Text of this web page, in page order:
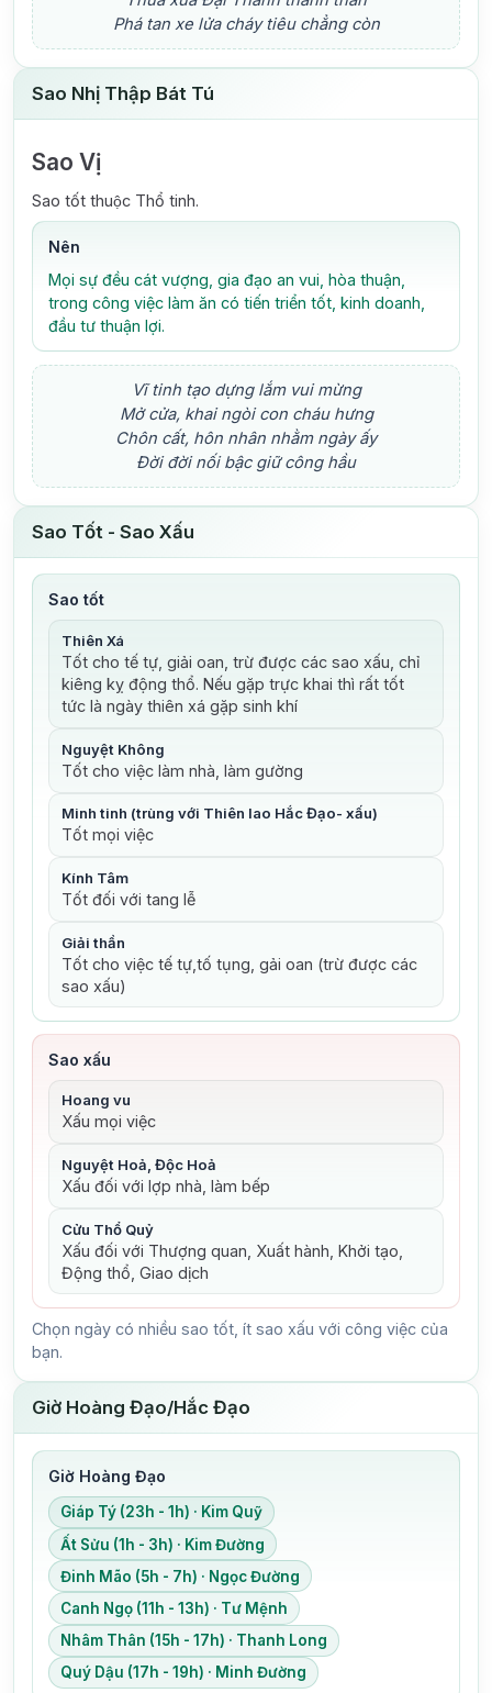
Phá tan xe lửa cháy tiêu chẳng còn
Sao Nhị Thập Bát Tú
Sao Vị
Sao tốt thuộc Thổ tinh.
Nên
Mọi sự đều cát vượng, gia đạo an vui, hòa thuận,
trong công việc làm ăn có tiến triển tốt, kinh doanh,
đầu tư thuận lợi.
Vĩ tinh tạo dựng lắm vui mừng
Mở cửa, khai ngòi con cháu hưng
Chôn cất, hôn nhân nhằm ngày ấy
Đời đời nối bậc giữ công hầu
Sao Tốt - Sao Xấu
Sao tốt
Thiên Xá
Tốt cho tế tự, giải oan, trừ được các sao xấu, chỉ
kiêng kỵ động thổ. Nếu gặp trực khai thì rất tốt
tức là ngày thiên xá gặp sinh khí
Nguyệt Không
Tốt cho việc làm nhà, làm gường
Minh tinh (trùng với Thiên lao Hắc Đạo- xấu)
Tốt mọi việc
Kính Tâm
Tốt đối với tang lễ
Giải thần
Tốt cho việc tế tự,tố tụng, gải oan (trừ được các
sao xấu)
Sao xấu
Hoang vu
Xấu mọi việc
Nguyệt Hoả, Độc Hoả
Xấu đối với lợp nhà, làm bếp
Cửu Thổ Quỷ
Xấu đối với Thượng quan, Xuất hành, Khởi tạo,
Động thổ, Giao dịch
Chọn ngày có nhiều sao tốt, ít sao xấu với công việc của
bạn.
Giờ Hoàng Đạo/Hắc Đạo
Giờ Hoàng Đạo
Giáp Tý (23h - 1h) · Kim Quỹ
Ất Sửu (1h - 3h) · Kim Đường
Đinh Mão (5h - 7h) · Ngọc Đường
Canh Ngọ (11h - 13h) · Tư Mệnh
Nhâm Thân (15h - 17h) · Thanh Long
Quý Dậu (17h - 19h) · Minh Đường